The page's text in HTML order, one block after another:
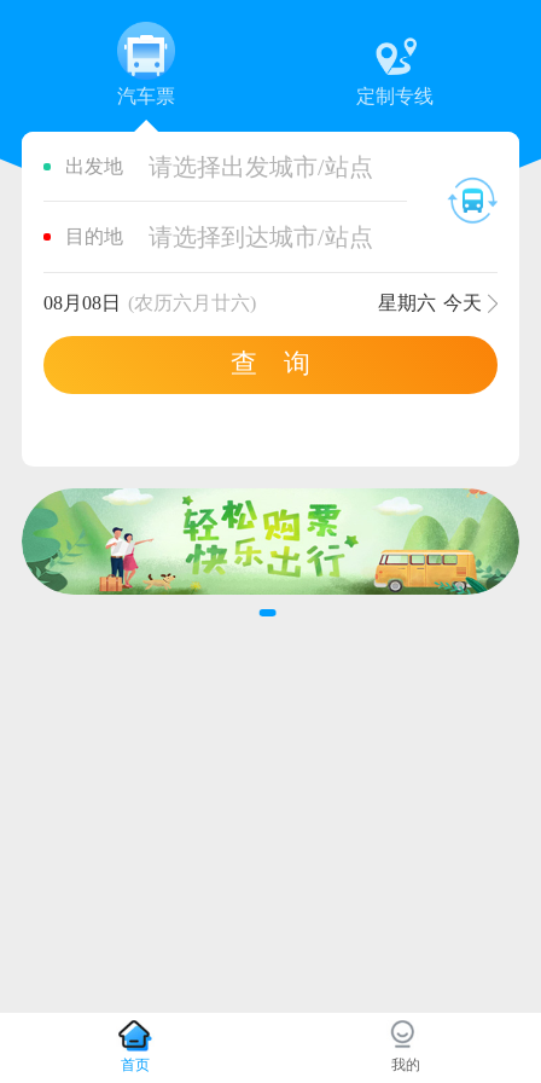
汽车票 定制专线
出发地 请选择出发城市/站点
目的地 请选择到达城市/站点
08月08日 (农历六月廿六) 星期六 今天
查 询
首页 我的